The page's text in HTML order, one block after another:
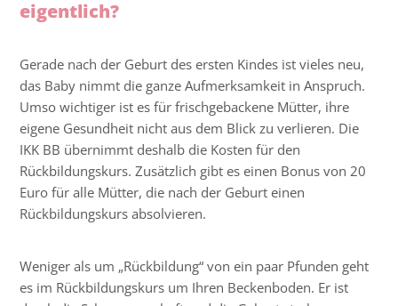
eigentlich?
Gerade nach der Geburt des ersten Kindes ist vieles neu,
das Baby nimmt die ganze Aufmerksamkeit in Anspruch.
Umso wichtiger ist es für frischgebackene Mütter, ihre
eigene Gesundheit nicht aus dem Blick zu verlieren. Die
IKK BB übernimmt deshalb die Kosten für den
Rückbildungskurs. Zusätzlich gibt es einen Bonus von 20
Euro für alle Mütter, die nach der Geburt einen
Rückbildungskurs absolvieren.
Weniger als um „Rückbildung“ von ein paar Pfunden geht
es im Rückbildungskurs um Ihren Beckenboden. Er ist